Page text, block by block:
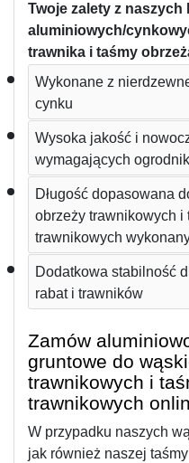
Twoje zalety z naszych
aluminiowych/
trawnika i taśmy
Wykonane z
cynku
Wysoka jakość i
wymagających
Długość dopasowana
obrzeży trawnikowych i
trawnikowych
Dodatkowa stabilność
rabat i trawników
Zamów
gruntowe do
trawnikowych i
trawnikowych
W przypadku naszych
jak również naszej